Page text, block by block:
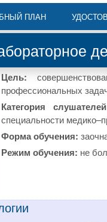
ПЛАН
Цель:
профессиональных
Категория
специальности
Форма обучения:
Режим обучения: не